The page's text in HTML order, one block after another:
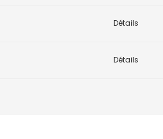
Détails
Détails